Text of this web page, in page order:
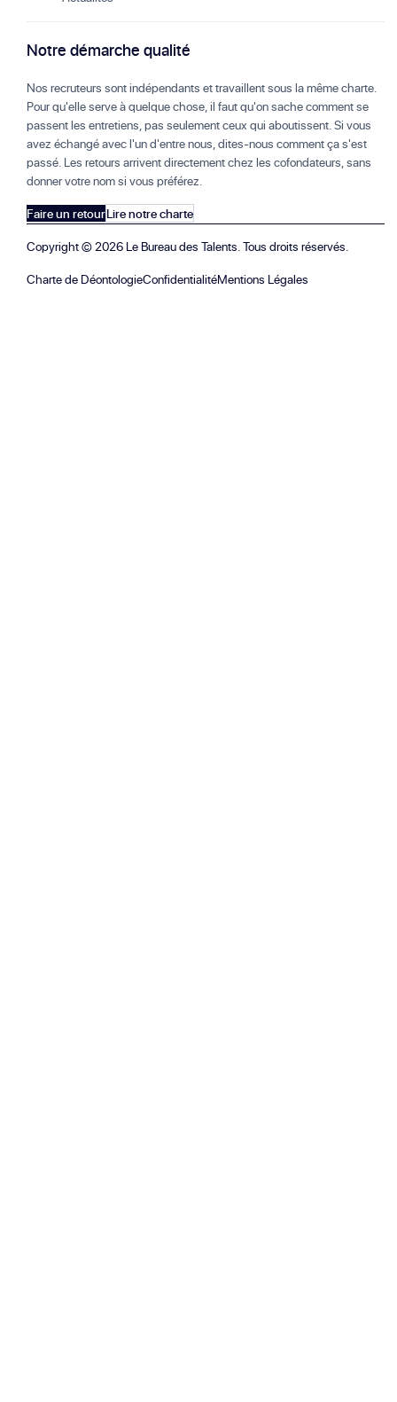
Notre démarche qualité
Nos recruteurs sont indépendants et travaillent sous la même charte.
Pour qu'elle serve à quelque chose, il faut qu'on sache comment se
passent les entretiens, pas seulement ceux qui aboutissent. Si vous
avez échangé avec l'un d'entre nous, dites-nous comment ça s'est
passé. Les retours arrivent directement chez les cofondateurs, sans
donner votre nom si vous préférez.
Faire un retourLire notre charte
Copyright ©2026 Le Bureau des Talents. Tous droits réservés.
Charte de DéontologieConfidentialitéMentions Légales